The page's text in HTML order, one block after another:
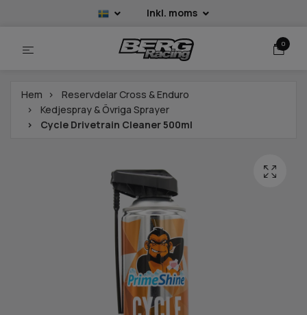
Inkl. moms
0
Hem
Reservdelar Cross & Enduro
Kedjespray & Övriga Sprayer
Cycle Drivetrain Cleaner 500ml